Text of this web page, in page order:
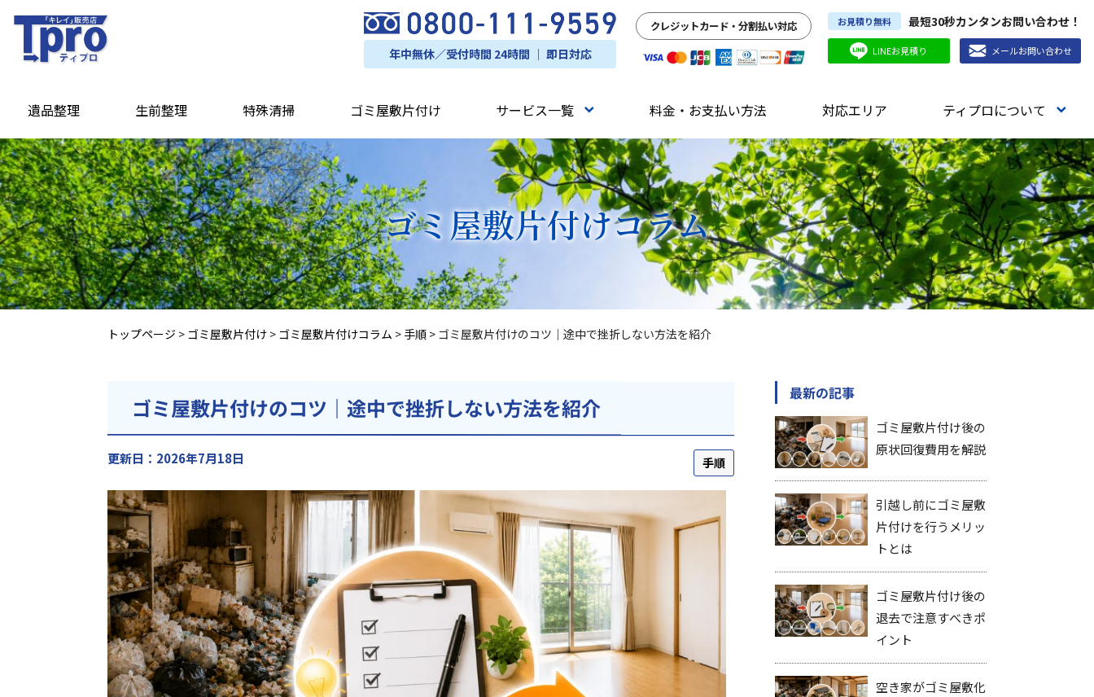
年中無休／受付時間 24時間 ｜ 即日対応
クレジットカード・分割払い対応 お見積り無料 最短30秒カンタンお問い合わせ！
LINEお見積り メールお問い合わせ
遺品整理 生前整理 特殊清掃 ゴミ屋敷片付け サービス一覧 料金・お支払い方法 対応エリア ティプロについて
ゴミ屋敷片付けコラム
トップページ > ゴミ屋敷片付け > ゴミ屋敷片付けコラム > 手順 > ゴミ屋敷片付けのコツ｜途中で挫折しない方法を紹介
ゴミ屋敷片付けのコツ｜途中で挫折しない方法を紹介
更新日：2026年7月18日 手順
最新の記事
ゴミ屋敷片付け後の
原状回復費用を解説
引越し前にゴミ屋敷
片付けを行うメリッ
トとは
ゴミ屋敷片付け後の
退去で注意すべきポ
イント
空き家がゴミ屋敷化